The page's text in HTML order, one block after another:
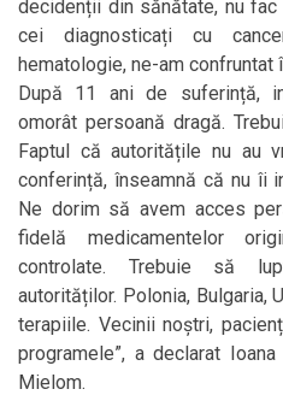
decidenții din sănătate, nu
cei diagnosticați cu
hematologie, ne-am
După 11 ani de suferință,
omorât persoană dragă.
Faptul că autoritățile nu au
conferință, înseamnă că nu îi
Ne dorim să avem acces
fidelă medicamentelor
controlate. Trebuie să
autorităților. Polonia, Bulgaria,
terapiile. Vecinii noștri,
programele”, a declarat
Mielom.